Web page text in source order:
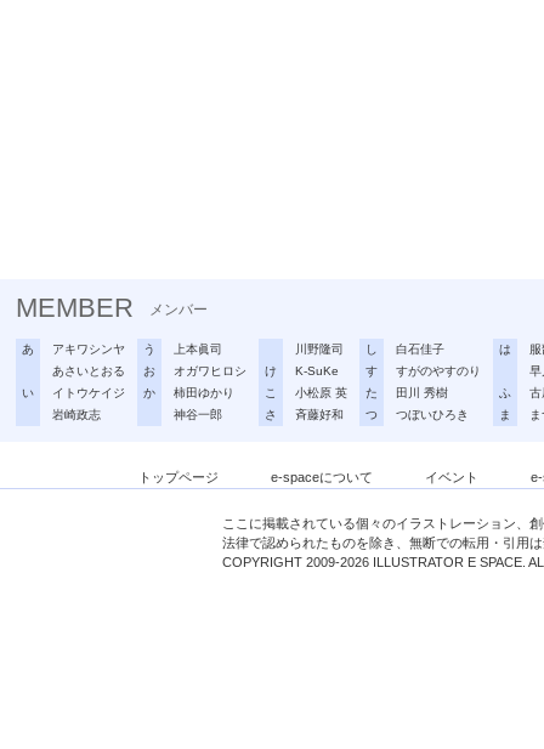
MEMBER メンバー
あ
アキワシンヤ
あさいとおる
い
イトウケイジ
岩崎政志
う
上本眞司
お
オガワヒロシ
か
柿田ゆかり
神谷一郎
川野隆司
け
K-SuKe
こ
小松原 英
さ
斉藤好和
し
白石佳子
す
すがのやすのり
た
田川 秀樹
つ
つぼいひろき
は
早
ふ
古
ま
トップページ e-spaceについて イベント
ここに掲載されている個々のイラストレーション、
法律で認められたものを除き、無断での転用・引用
COPYRIGHT 2009-2026 ILLUSTRATOR E SPACE.